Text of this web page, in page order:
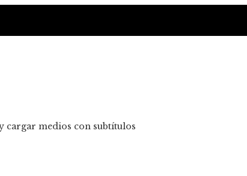
cargar medios con subtítulos